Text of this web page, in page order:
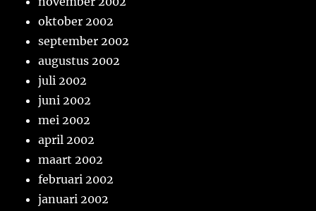
oktober 2002
september 2002
augustus 2002
juli 2002
juni 2002
mei 2002
april 2002
maart 2002
februari 2002
januari 2002